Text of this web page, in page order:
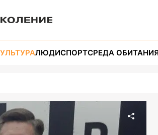
ЛЮДИСПОРТСРЕДА